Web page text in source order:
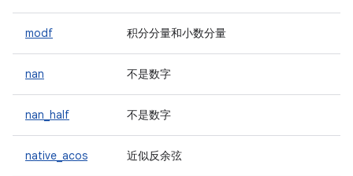
modf 积分分量和小数分量
nan 不是数字
nan_half 不是数字
native_acos 近似反余弦